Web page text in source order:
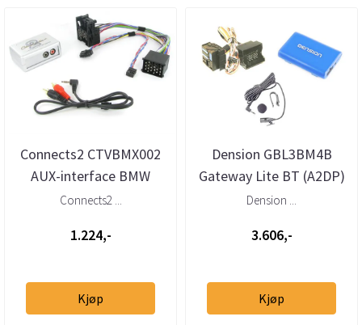
Connects2 CTVBMX002
AUX-interface BMW
1996–> med Bavaria-
Connects2 ...
1.224,-
Kjøp
Dension GBL3BM4B
Gateway Lite BT (A2DP)
BMW og Mini med 40-
Dension ...
3.606,-
Kjøp